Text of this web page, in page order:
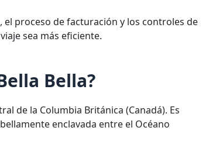
proceso de facturación y los controles de
sea más eficiente.
Bella?
de la Columbia Británica (Canadá). Es
enclavada entre el Océano